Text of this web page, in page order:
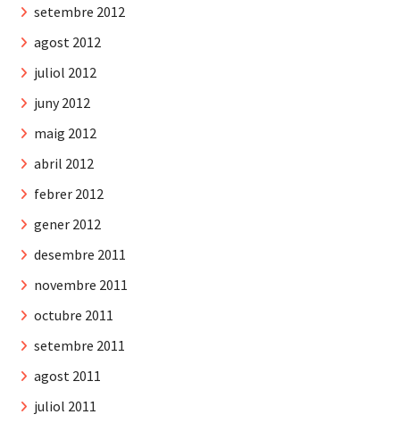
setembre 2012
agost 2012
juliol 2012
juny 2012
maig 2012
abril 2012
febrer 2012
gener 2012
desembre 2011
novembre 2011
octubre 2011
setembre 2011
agost 2011
juliol 2011